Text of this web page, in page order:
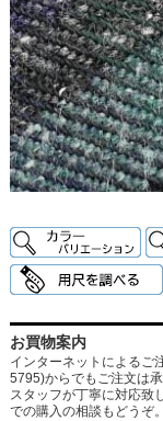
お買物案内
インターネットによるご
5795)からでもご注文は承
スタッフが丁寧に対応致
での購入の相談もどうぞ。